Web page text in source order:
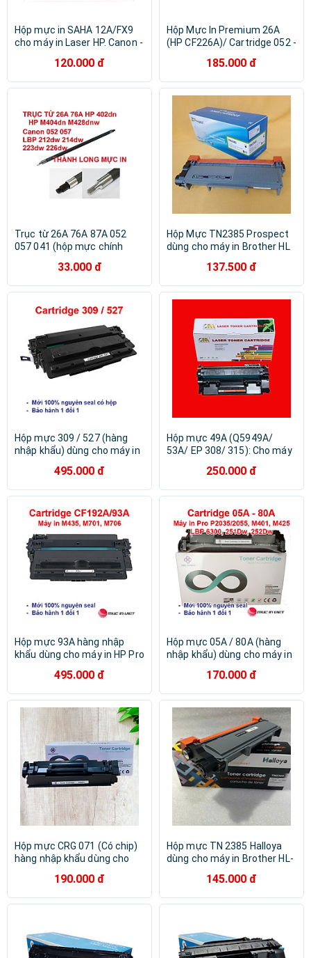
Hộp mực in SAHA 12A/FX9
cho máy in Laser HP. Canon -
120.000 đ
Hộp Mực In Premium 26A
(HP CF226A)/ Cartridge 052 -
185.000 đ
Trục từ 26A 76A 87A 052
057 041 (hộp mực chính
M402n M420dw M426 M501
M404n M404d M428dw
MF426dw 429dw 223dw
226dw 312DN Hàng chính
hãng Alpha Cartridge
33.000 đ
Hộp Mực TN2385 Prospect
dùng cho máy in Brother HL
L2520D, L2701DW in 2600
trang, hàng chính hãng
137.500 đ
Hộp mực 309 / 527 (hàng
nhập khẩu) dùng cho máy in
3920, 3930, 3950, 3970,
3980, 8610, 8620, 8630,
Cartridge 309 / 527-16A mới
495.000 đ
Hộp mực 49A (Q5949A/
53A/ EP 308/ 315): Cho máy
HP 1150/ 1160/ 1320/ 3390/
3392/ 2014/ 2015/ 2727 -
250.000 đ
Hộp mực 93A hàng nhập
khẩu dùng cho máy in HP Pro
Cartridge CZ192A -
Cartridge 93A mới 100%
[Fullbox]
495.000 đ
Hộp mực 05A / 80A (hàng
nhập khẩu) dùng cho máy in
P2035, P2055 - Canon LBP
251DW, 252DW, MF416DW -
Cartridge CE505A - CF280A
170.000 đ
Hộp mực CRG 071 (Có chip)
hàng nhập khẩu dùng cho
122dw / MF272dw /
MF275dw - Cartridge
190.000 đ
Hộp mực TN 2385 Halloya
dùng cho máy in Brother HL-
2366DW, MFC-L2701D, MFC-
L2701DW, DPC L2520D Hàng
145.000 đ